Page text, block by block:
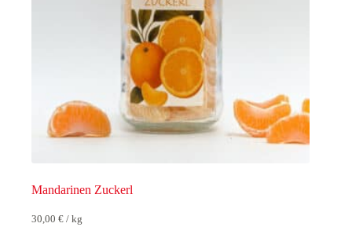
Mandarinen Zuckerl
30,00 € / kg